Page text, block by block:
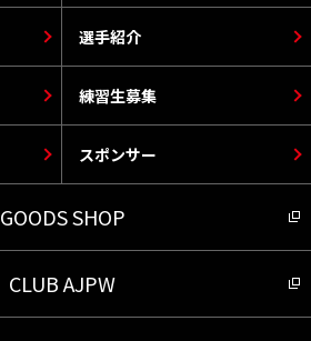
選手紹介
スポンサー
練習生募集
GOODS SHOP
CLUB AJPW